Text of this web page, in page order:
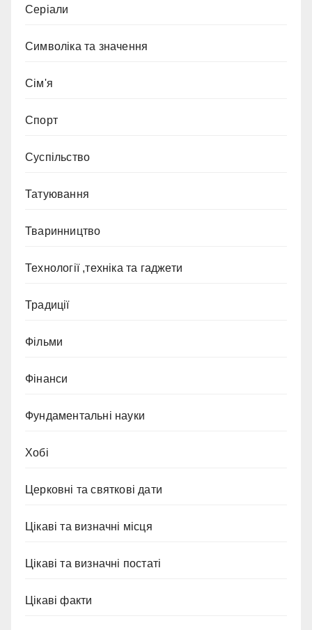
Серіали
Символіка та значення
Сім'я
Спорт
Суспільство
Татуювання
Тваринництво
Технології ,техніка та гаджети
Традиції
Фільми
Фінанси
Фундаментальні науки
Хобі
Церковні та святкові дати
Цікаві та визначні місця
Цікаві та визначні постаті
Цікаві факти